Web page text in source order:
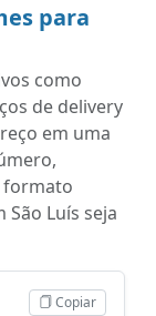
para
como
de delivery
em uma
formato
São Luís seja
Copiar